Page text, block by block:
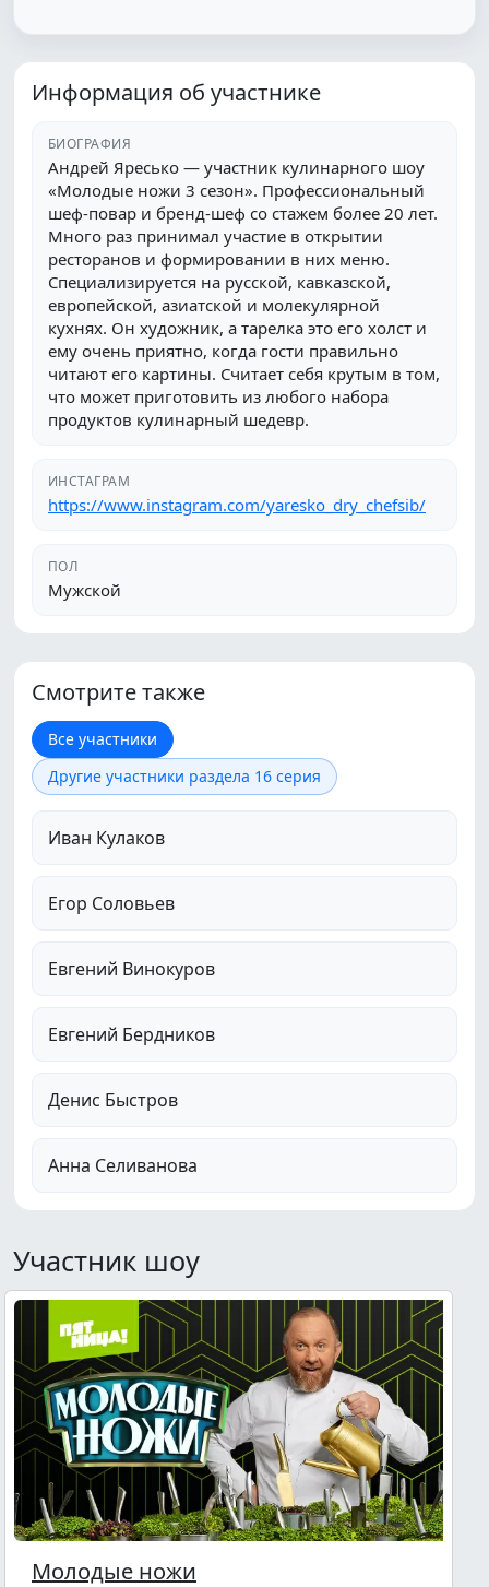
Информация об участнике
БИОГРАФИЯ
Андрей Яресько — участник кулинарного шоу
«Молодые ножи 3 сезон». Профессиональный
шеф-повар и бренд-шеф со стажем более 20 лет.
Много раз принимал участие в открытии
ресторанов и формировании в них меню.
Специализируется на русской, кавказской,
европейской, азиатской и молекулярной
кухнях. Он художник, а тарелка это его холст и
ему очень приятно, когда гости правильно
читают его картины. Считает себя крутым в том,
что может приготовить из любого набора
продуктов кулинарный шедевр.
ИНСТАГРАМ
https://www.instagram.com/yaresko_dry_chefsib/
ПОЛ
Мужской
Смотрите также
Все участники
Другие участники раздела 16 серия
Иван Кулаков
Егор Соловьев
Евгений Винокуров
Евгений Бердников
Денис Быстров
Анна Селиванова
Участник шоу
Молодые ножи